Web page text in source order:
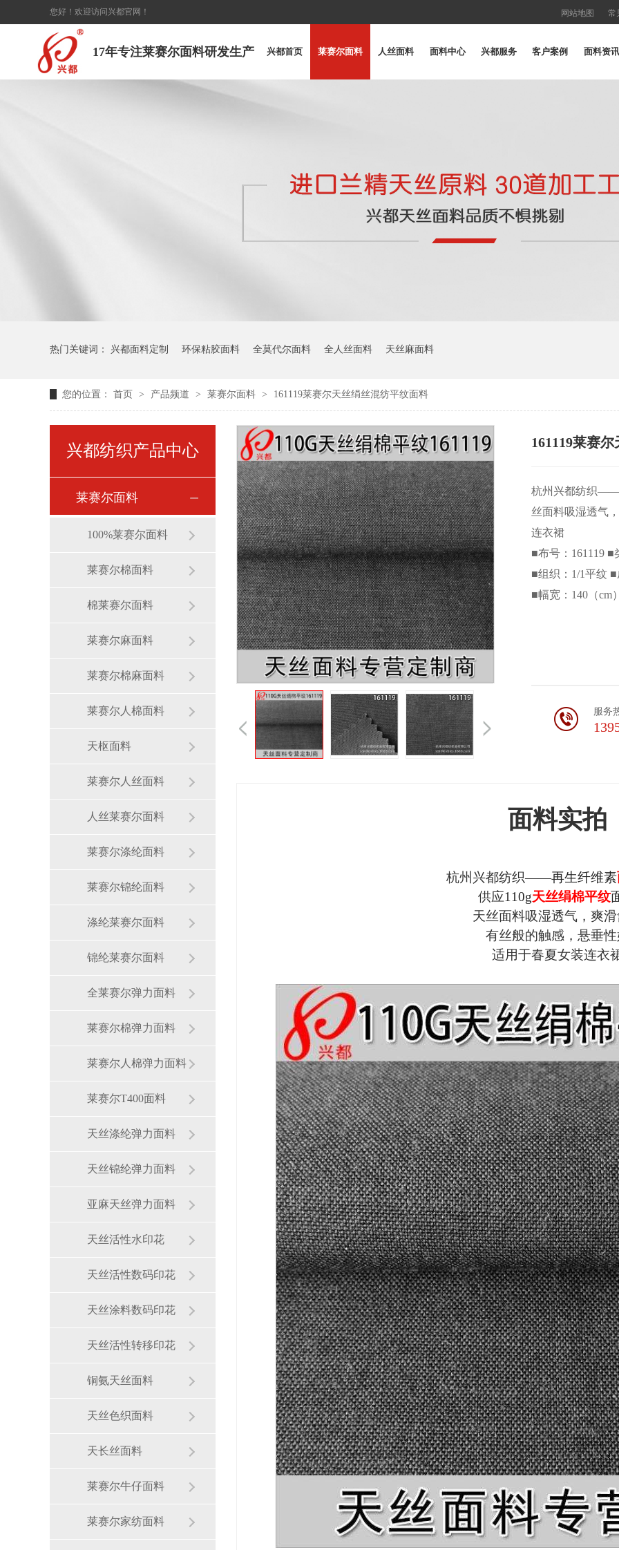
您好！欢迎访问兴都官网！ 网站地图 常
17年专注莱赛尔面料研发生产 兴都首页 莱赛尔面料 人丝面料 面料中心 兴都服务 客户案例 面料资讯
热门关键词： 兴都面料定制 环保粘胶面料 全莫代尔面料 全人丝面料 天丝麻面料
您的位置： 首页 > 产品频道 > 莱赛尔面料 > 161119莱赛尔天丝绢丝混纺平纹面料
161119莱赛
杭州兴都纺织——
丝面料吸湿透气
连衣裙
■布号：161119
■组织：1/1平纹
■幅宽：140（cm
服务
面料实拍
杭州兴都纺织——再生纤维素
供应110g天丝绢棉平纹
天丝面料吸湿透气，爽
有丝般的触感，悬垂
适用于春夏女装连衣
兴都纺织产品中心
莱赛尔面料
100%莱赛尔面料
莱赛尔棉面料
棉莱赛尔面料
莱赛尔麻面料
莱赛尔棉麻面料
莱赛尔人棉面料
天枢面料
莱赛尔人丝面料
人丝莱赛尔面料
莱赛尔涤纶面料
莱赛尔锦纶面料
涤纶莱赛尔面料
锦纶莱赛尔面料
全莱赛尔弹力面料
莱赛尔棉弹力面料
莱赛尔人棉弹力面料
莱赛尔T400面料
天丝涤纶弹力面料
天丝锦纶弹力面料
亚麻天丝弹力面料
天丝活性水印花
天丝活性数码印花
天丝涂料数码印花
天丝活性转移印花
铜氨天丝面料
天丝色织面料
天长丝面料
莱赛尔牛仔面料
莱赛尔家纺面料